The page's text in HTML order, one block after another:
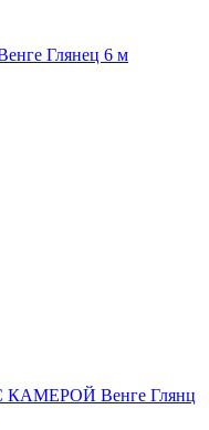
Глянец 6 м
КАМЕРОЙ Венге Глянц